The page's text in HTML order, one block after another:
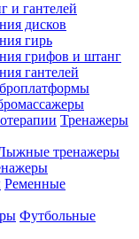
и гантелей
дисков
гирь
грифов и штанг
гантелей
Тренажеры
тренажеры
Ременные
Футбольные